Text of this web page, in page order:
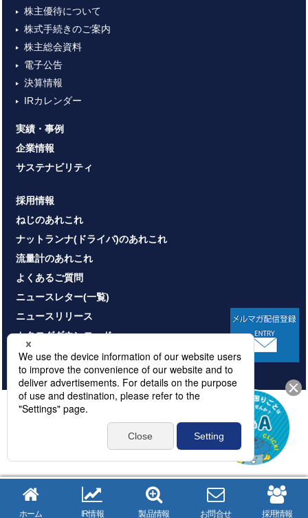
ホーム IR情報 製品情報 お問合せ 採用情報
株主優待について
株式手続きのご案内
株主総会資料
電子公告
決算情報
IRカレンダー
実績・事例
企業情報
サステナビリティ
採用情報
ねじのあれこれ
ナットランナ(ドライバ)のあれこれ
流量計のあれこれ
よくあるご質問
ニュースレター(一覧)
ニュースリリース
カタログダウンロード
お問い合わせ
プライバシーポリシー
情報セキュリティ基本方針
© NITTOSEIKO CO., LTD. All rights reserved.